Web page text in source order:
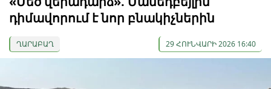
դիմավորում է նոր բնակիչներին
ՂԱՐԱԲԱՂ 29 ՀՈՒՆՎԱՐԻ 2026 16:40